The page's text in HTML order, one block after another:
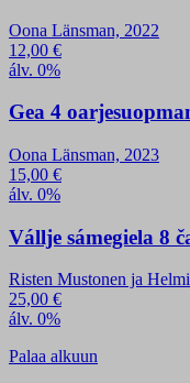
Oona Länsman, 2022
12,00 €
álv. 0%
Gea 4
Oona Länsman, 2023
15,00 €
álv. 0%
Vállje sámegiela 8
Risten Mustonen ja
25,00 €
álv. 0%
Palaa alkuun